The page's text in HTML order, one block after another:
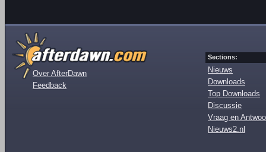
Over AfterDawn
Feedback
Sections:
Nieuws
Downloads
Top Downloads
Discussie
Vraag en
Nieuws2.nl